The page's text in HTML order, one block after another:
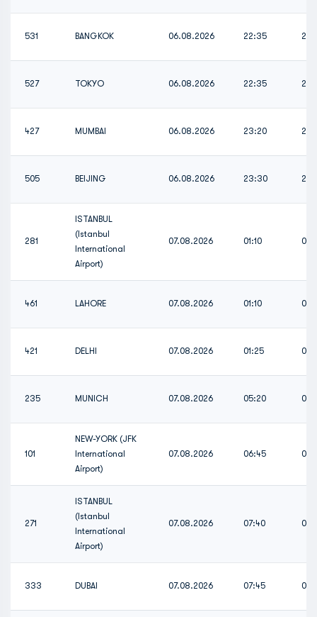
531 BANGKOK 06.08.2026 22:35
527 TOKYO 06.08.2026 22:35
427 MUMBAI 06.08.2026 23:20
505 BEIJING 06.08.2026 23:30
281
ISTANBUL
(Istanbul
International
Airport)
07.08.2026 01:10
461 LAHORE 07.08.2026 01:10
421 DELHI 07.08.2026 01:25
235 MUNICH 07.08.2026 05:20
101
NEW-YORK (JFK
International
Airport)
07.08.2026 06:45
271
ISTANBUL
(Istanbul
International
Airport)
07.08.2026 07:40
333 DUBAI 07.08.2026 07:45